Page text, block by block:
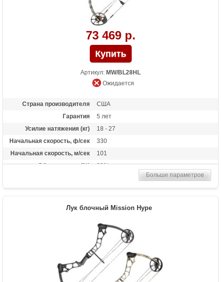
73 469 р.
Артикул: MW/BL28HL
Ожидается
Страна производителя
США
Гарантия
5 лет
Усилие натяжения (кг)
18 - 27
Начальная скорость, ф/сек
330
Начальная скорость, м/сек
101
Сброс усилия (%)
80%
Высота базы (дюймы)
7
Опытных/начинающих
Больше параметров
Лук блочный Mission Hype